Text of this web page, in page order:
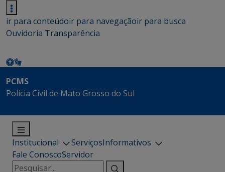
ir para conteúdoir para navegaçãoir para busca
Ouvidoria Transparência
PCMS
Polícia Civil de Mato Grosso do Sul
Institucional ServiçosInformativos
Fale ConoscoServidor
Pesquisar